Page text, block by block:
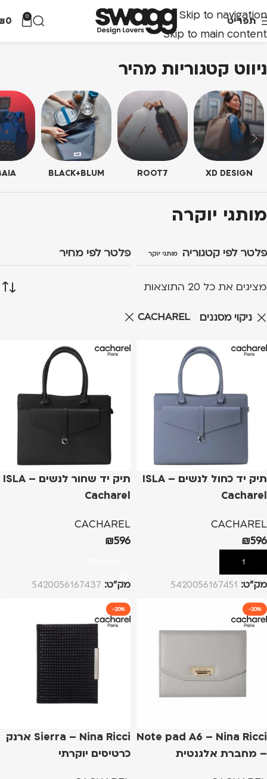
Skip to navigation
Skip to main content
תפריט 0
0
ניווט קטגוריות מהיר
XD DESIGN
ROOT7
BLACK+BLUM
מותגי יוקרה
פלטר לפי קטגוריה מותגי יוקרה פלטר לפי מחיר
מציגים את כל ⁦20⁩ התוצאות
ניקוי מסננים CACHAREL
תיק יד כחול לנשים ISLA –
Cacharel
CACHAREL
₪596
הוספה לסל
מק”ט: 5420056167451
תיק יד שחור לנשים ISLA –
Cacharel
CACHAREL
₪596
מק”ט: 5420056167437
-20%
Note pad A6 – Nina Ricci
– מחברת אלגנטית
-20%
Sierra – Nina Ricci ארנק
כרטיסים יוקרתי